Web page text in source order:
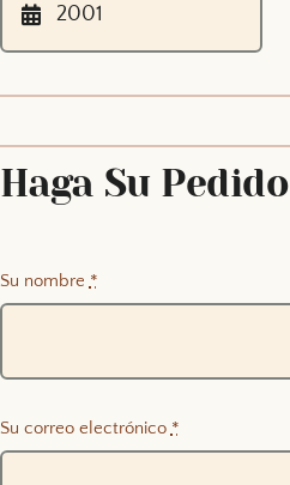
Haga Su Pedido
Su nombre *
Su correo electrónico *